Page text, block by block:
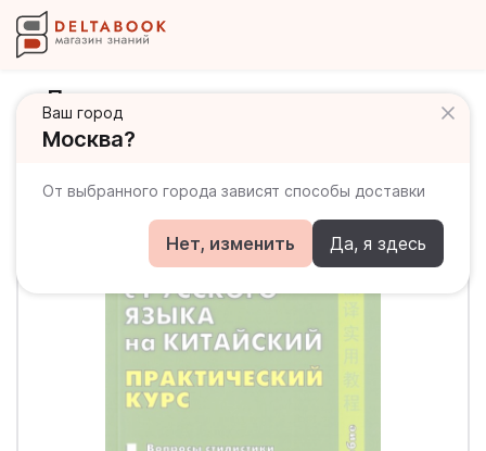
Ваш город
Москва?
От выбранного города зависят способы доставки
Нет, изменить Да, я здесь
Перевод с русского языка на
китайский. Практический курс